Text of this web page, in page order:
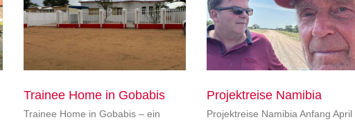
Trainee Home in Gobabis
Trainee Home in Gobabis – ein
Projektreise Namibia
Projektreise Namibia Anfang April